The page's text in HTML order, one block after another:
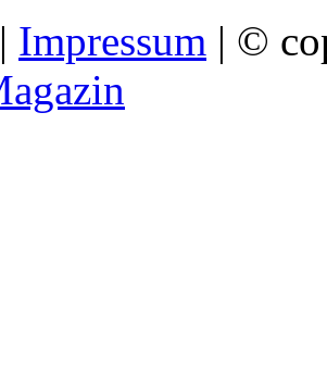
| Impressum | ©